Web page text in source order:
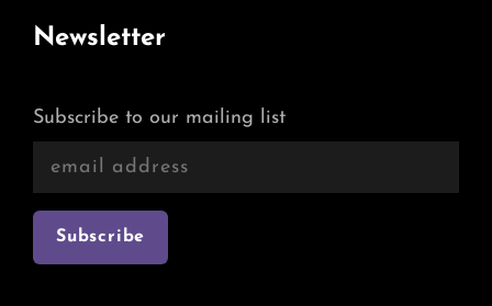
Newsletter
Subscribe to our mailing list